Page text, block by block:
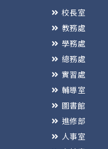
校長室
教務處
學務處
總務處
實習處
輔導室
圖書館
進修部
人事室